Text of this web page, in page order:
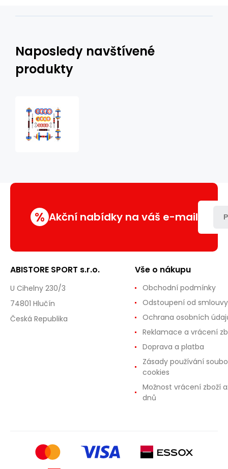
Naposledy navštívené
produkty
kg
% Akční nabídky na váš e-mail
ABISTORE SPORT s.r.o.
U Cihelny 230/3
74801 Hlučín
Česká Republika
Vše o nákupu
Obchodní podmínky
Odstoupení od smlouvy
Ochrana osobních
Reklamace a vrácení
Doprava a platba
Zásady používání
cookies
Možnost vrácení zboží
dnů